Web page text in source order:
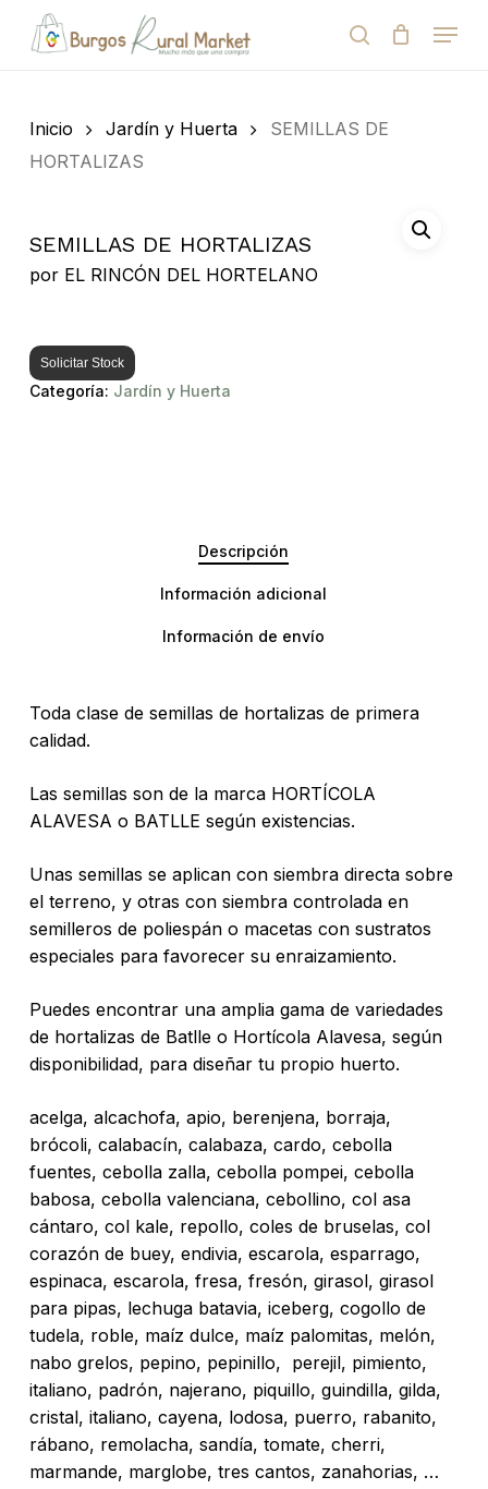
de
search
Menu
Cart
Inicio Jardín y Huerta
SEMILLAS DE
HORTALIZAS
SEMILLAS DE HORTALIZAS
por EL RINCÓN DEL HORTELANO
Solicitar Stock
Categoría: Jardín y Huerta
Descripción
Información adicional
Información de envío
Toda clase de semillas de hortalizas de primera
calidad.
Las semillas son de la marca HORTÍCOLA
ALAVESA o BATLLE según existencias.
Unas semillas se aplican con siembra directa sobre
el terreno, y otras con siembra controlada en
semilleros de poliespán o macetas con sustratos
especiales para favorecer su enraizamiento.
Puedes encontrar una amplia gama de variedades
de hortalizas de Batlle o Hortícola Alavesa, según
disponibilidad, para diseñar tu propio huerto.
acelga, alcachofa, apio, berenjena, borraja,
brócoli, calabacín, calabaza, cardo, cebolla
fuentes, cebolla zalla, cebolla pompei, cebolla
babosa, cebolla valenciana, cebollino, col asa
cántaro, col kale, repollo, coles de bruselas, col
corazón de buey, endivia, escarola, esparrago,
espinaca, escarola, fresa, fresón, girasol, girasol
para pipas, lechuga batavia, iceberg, cogollo de
tudela, roble, maíz dulce, maíz palomitas, melón,
nabo grelos, pepino, pepinillo, perejil, pimiento,
italiano, padrón, najerano, piquillo, guindilla, gilda,
cristal, italiano, cayena, lodosa, puerro, rabanito,
rábano, remolacha, sandía, tomate, cherri,
marmande, marglobe, tres cantos, zanahorias, …